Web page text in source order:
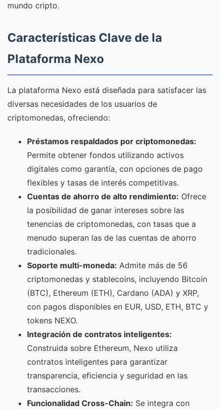
mundo cripto.
Características Clave de la
Plataforma Nexo
La plataforma Nexo está diseñada para satisfacer las
diversas necesidades de los usuarios de
criptomonedas, ofreciendo:
Préstamos respaldados por criptomonedas:
Permite obtener fondos utilizando activos
digitales como garantía, con opciones de pago
flexibles y tasas de interés competitivas.
Cuentas de ahorro de alto rendimiento: Ofrece
la posibilidad de ganar intereses sobre las
tenencias de criptomonedas, con tasas que a
menudo superan las de las cuentas de ahorro
tradicionales.
Soporte multi-moneda: Admite más de 56
criptomonedas y stablecoins, incluyendo Bitcoin
(BTC), Ethereum (ETH), Cardano (ADA) y XRP,
con pagos disponibles en EUR, USD, ETH, BTC y
tokens NEXO.
Integración de contratos inteligentes:
Construida sobre Ethereum, Nexo utiliza
contratos inteligentes para garantizar
transparencia, eficiencia y seguridad en las
transacciones.
Funcionalidad Cross-Chain: Se integra con